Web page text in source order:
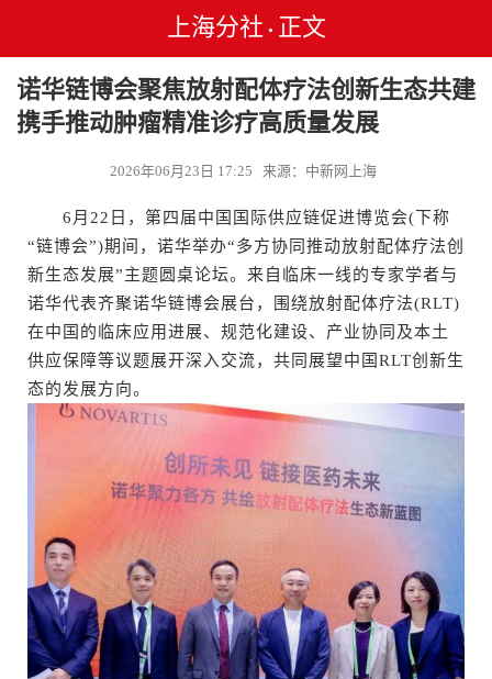
上海分社 • 正文
诺华链博会聚焦放射配体疗法创新生态共建
携手推动肿瘤精准诊疗高质量发展
2026年06月23日 17:25 来源：中新网上海
6月22日，第四届中国国际供应链促进博览会(下称
“链博会”)期间，诺华举办“多方协同推动放射配体疗法创
新生态发展”主题圆桌论坛。来自临床一线的专家学者与
诺华代表齐聚诺华链博会展台，围绕放射配体疗法(RLT)
在中国的临床应用进展、规范化建设、产业协同及本土
供应保障等议题展开深入交流，共同展望中国RLT创新生
态的发展方向。